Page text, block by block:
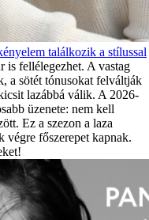
találkozik a stílussal
is fellélegezhet. A vastag
a sötét tónusokat felváltják
lazábbá válik. A 2026-
üzenete: nem kell
Ez a szezon a laza
végre főszerepet kapnak.